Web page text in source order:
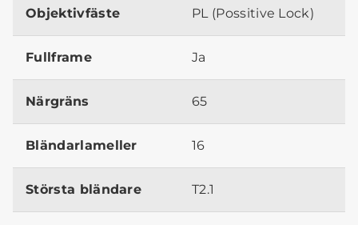
Objektivfäste PL (Possitive Lock)
Fullframe Ja
Närgräns 65
Bländarlameller 16
Största bländare T2.1